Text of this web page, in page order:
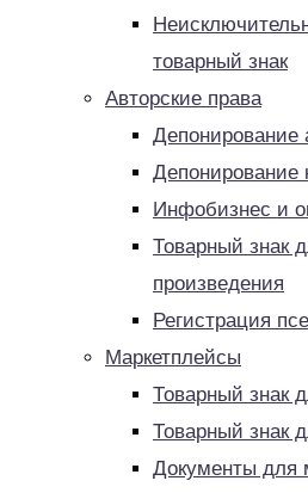
товарный знак
Авторские права
Депонирование
Депонирование
Инфобизнес и
Товарный знак
произведения
Регистрация
Маркетплейсы
Товарный знак
Товарный знак
Документы для